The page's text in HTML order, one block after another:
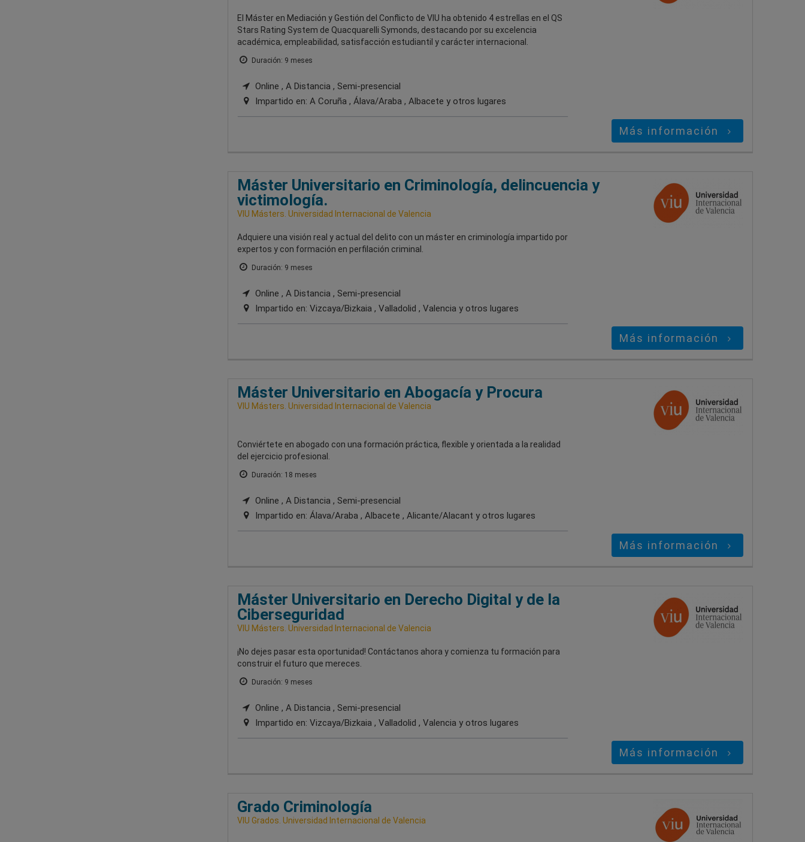
El Máster en Mediación y Gestión del Conflicto de VIU ha obtenido 4 estrellas en el QS
Stars Rating System de Quacquarelli Symonds, destacando por su excelencia
académica, empleabilidad, satisfacción estudiantil y carácter internacional.
Duración: 9 meses
Online , A Distancia , Semi-presencial
Impartido en: A Coruña , Álava/Araba , Albacete y otros lugares
Más información
Máster Universitario en Criminología, delincuencia y
victimología.
VIU Másters. Universidad Internacional de Valencia
Adquiere una visión real y actual del delito con un máster en criminología impartido por
expertos y con formación en perfilación criminal.
Duración: 9 meses
Online , A Distancia , Semi-presencial
Impartido en: Vizcaya/Bizkaia , Valladolid , Valencia y otros lugares
Más información
Máster Universitario en Abogacía y Procura
VIU Másters. Universidad Internacional de Valencia
Conviértete en abogado con una formación práctica, flexible y orientada a la realidad
del ejercicio profesional.
Duración: 18 meses
Online , A Distancia , Semi-presencial
Impartido en: Álava/Araba , Albacete , Alicante/Alacant y otros lugares
Más información
Máster Universitario en Derecho Digital y de la
Ciberseguridad
VIU Másters. Universidad Internacional de Valencia
¡No dejes pasar esta oportunidad! Contáctanos ahora y comienza tu formación para
construir el futuro que mereces.
Duración: 9 meses
Online , A Distancia , Semi-presencial
Impartido en: Vizcaya/Bizkaia , Valladolid , Valencia y otros lugares
Más información
Grado Criminología
VIU Grados. Universidad Internacional de Valencia